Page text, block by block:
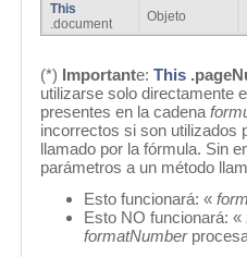
This
.document
Objeto
(*) Importante: This
utilizarse solo directamente
presentes en la cadena
incorrectos si son utilizados
llamado por la fórmula. Sin
parámetros a un método
Esto funcionará: «
Esto NO funcionará: «
formatNumber